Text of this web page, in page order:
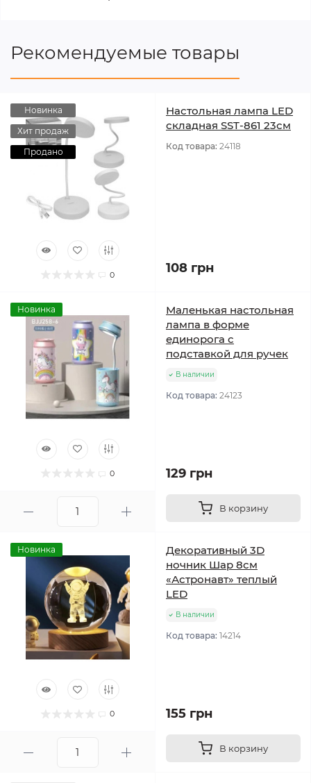
Рекомендуемые товары
Новинка
Хит продаж
Продано
0
Настольная лампа LED
складная SST-861 23см
Код товара: 24118
108 грн
Новинка
0
Маленькая настольная
лампа в форме
единорога с
подставкой для ручек
В наличии
Код товара: 24123
129 грн
В корзину
Новинка
0
Декоративный 3D
ночник Шар 8см
«Астронавт» теплый
LED
В наличии
Код товара: 14214
155 грн
В корзину